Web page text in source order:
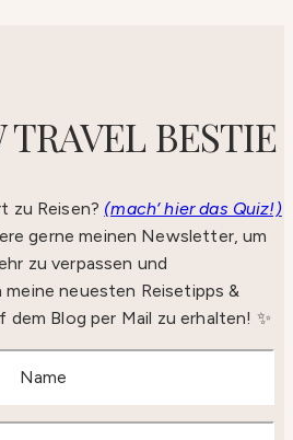
TRAVEL BESTIE
zu Reisen? (mach‘ hier das Quiz!)
gerne meinen Newsletter, um
zu verpassen und
neuesten Reisetipps &
dem Blog per Mail zu erhalten! ✨